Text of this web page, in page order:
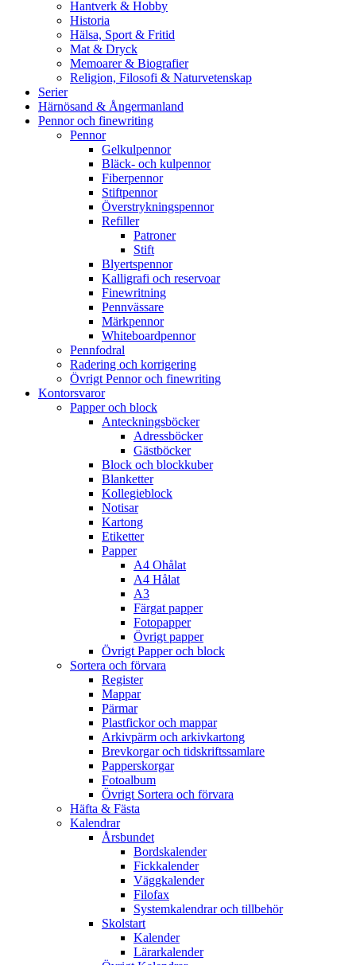
Hantverk & Hobby
Historia
Hälsa, Sport & Fritid
Mat & Dryck
Memoarer & Biografier
Religion, Filosofi & Naturvetenskap
Serier
Härnösand & Ångermanland
Pennor och finewriting
Pennor
Gelkulpennor
Bläck- och kulpennor
Fiberpennor
Stiftpennor
Överstrykningspennor
Refiller
Patroner
Stift
Blyertspennor
Kalligrafi och reservoar
Finewritning
Pennvässare
Märkpennor
Whiteboardpennor
Pennfodral
Radering och korrigering
Övrigt Pennor och finewriting
Kontorsvaror
Papper och block
Anteckningsböcker
Adressböcker
Gästböcker
Block och blockkuber
Blanketter
Kollegieblock
Notisar
Kartong
Etiketter
Papper
A4 Ohålat
A4 Hålat
A3
Färgat papper
Fotopapper
Övrigt papper
Övrigt Papper och block
Sortera och förvara
Register
Mappar
Pärmar
Plastfickor och mappar
Arkivpärm och arkivkartong
Brevkorgar och tidskriftssamlare
Papperskorgar
Fotoalbum
Övrigt Sortera och förvara
Häfta & Fästa
Kalendrar
Årsbundet
Bordskalender
Fickkalender
Väggkalender
Filofax
Systemkalendrar och tillbehör
Skolstart
Kalender
Lärarkalender